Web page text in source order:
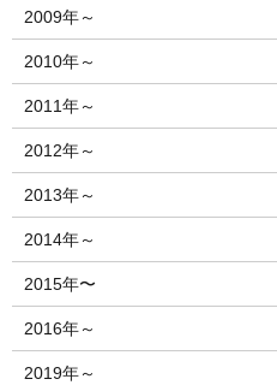
2009年～
2010年～
2011年～
2012年～
2013年～
2014年～
2015年〜
2016年～
2019年～